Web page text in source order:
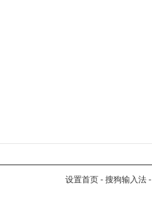
设置首页 - 搜狗输入法 -